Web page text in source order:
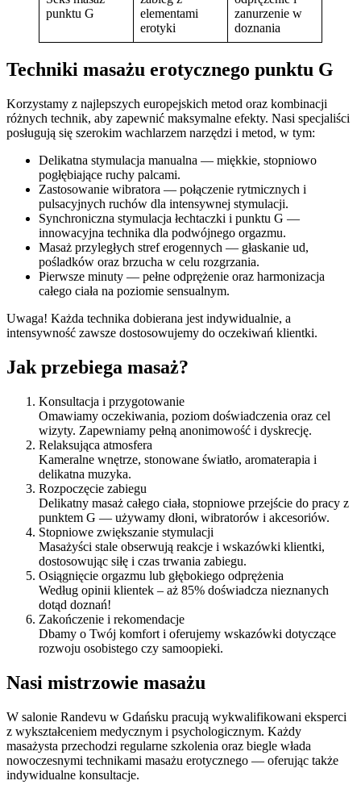
punktu G
elementami
erotyki
zanurzenie w
doznania
Techniki masażu erotycznego punktu G
Korzystamy z najlepszych europejskich metod oraz kombinacji
różnych technik, aby zapewnić maksymalne efekty. Nasi specjaliści
posługują się szerokim wachlarzem narzędzi i metod, w tym:
Delikatna stymulacja manualna — miękkie, stopniowo
pogłębiające ruchy palcami.
Zastosowanie wibratora — połączenie rytmicznych i
pulsacyjnych ruchów dla intensywnej stymulacji.
Synchroniczna stymulacja łechtaczki i punktu G —
innowacyjna technika dla podwójnego orgazmu.
Masaż przyległych stref erogennych — głaskanie ud,
pośladków oraz brzucha w celu rozgrzania.
Pierwsze minuty — pełne odprężenie oraz harmonizacja
całego ciała na poziomie sensualnym.
Uwaga! Każda technika dobierana jest indywidualnie, a
intensywność zawsze dostosowujemy do oczekiwań klientki.
Jak przebiega masaż?
Konsultacja i przygotowanie
Omawiamy oczekiwania, poziom doświadczenia oraz cel
wizyty. Zapewniamy pełną anonimowość i dyskrecję.
Relaksująca atmosfera
Kameralne wnętrze, stonowane światło, aromaterapia i
delikatna muzyka.
Rozpoczęcie zabiegu
Delikatny masaż całego ciała, stopniowe przejście do pracy z
punktem G — używamy dłoni, wibratorów i akcesoriów.
Stopniowe zwiększanie stymulacji
Masażyści stale obserwują reakcje i wskazówki klientki,
dostosowując siłę i czas trwania zabiegu.
Osiągnięcie orgazmu lub głębokiego odprężenia
Według opinii klientek – aż 85% doświadcza nieznanych
dotąd doznań!
Zakończenie i rekomendacje
Dbamy o Twój komfort i oferujemy wskazówki dotyczące
rozwoju osobistego czy samoopieki.
Nasi mistrzowie masażu
W salonie Randevu w Gdańsku pracują wykwalifikowani eksperci
z wykształceniem medycznym i psychologicznym. Każdy
masażysta przechodzi regularne szkolenia oraz biegle włada
nowoczesnymi technikami masażu erotycznego — oferując także
indywidualne konsultacje.